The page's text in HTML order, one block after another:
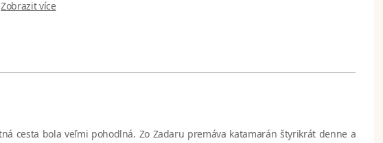
Zobrazit více
cesta bola veľmi pohodlná. Zo Zadaru premáva katamarán štyrikrát denne a